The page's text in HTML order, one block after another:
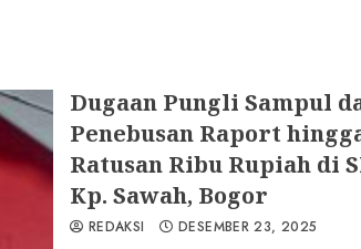
Dugaan Pungli Sampul
Penebusan Raport
Ratusan Ribu Rupiah di
Kp. Sawah, Bogor
REDAKSI DESEMBER 23, 2025